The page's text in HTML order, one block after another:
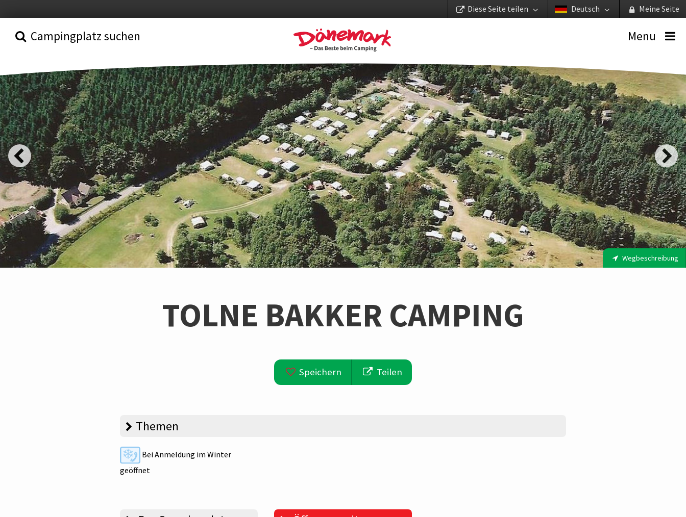
Meine Seite
Deutsch
Diese Seite teilen
Campingplatz suchen Menu
Wegbeschreibung
TOLNE BAKKER CAMPING
Speichern Teilen
Themen
Bei Anmeldung im Winter
geöffnet